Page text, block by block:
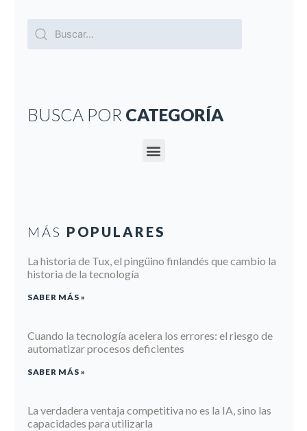
BUSCA POR CATEGORÍA
MÁS POPULARES
La historia de Tux, el pingüino finlandés que cambio la
historia de la tecnología
SABER MÁS »
Cuando la tecnología acelera los errores: el riesgo de
automatizar procesos deficientes
SABER MÁS »
La verdadera ventaja competitiva no es la IA, sino las
capacidades para utilizarla